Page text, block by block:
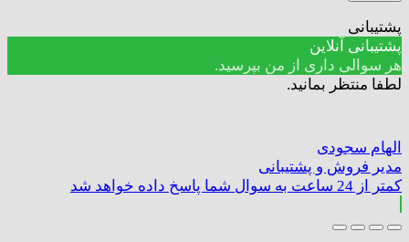
پشتیبانی
پشتیبانی آنلاین
هر سوالی داری از من بپرسید.
لطفا منتظر بمانید.
الهام سجودی
مدیر فروش و پشتیبانی
کمتر از 24 ساعت به سوال شما پاسخ داده خواهد شد